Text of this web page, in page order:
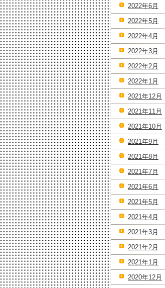
2022年6月
2022年5月
2022年4月
2022年3月
2022年2月
2022年1月
2021年12月
2021年11月
2021年10月
2021年9月
2021年8月
2021年7月
2021年6月
2021年5月
2021年4月
2021年3月
2021年2月
2021年1月
2020年12月